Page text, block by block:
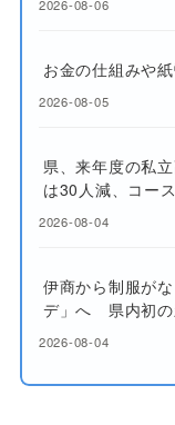
2026-08-06
お金の仕組みや
2026-08-05
県、来年度の私
は30人減、コー
2026-08-04
伊商から制服が
デ」へ 県内初の
2026-08-04